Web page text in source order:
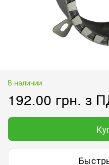
В наличии
192.00 грн. з